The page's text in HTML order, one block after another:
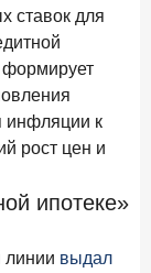
ИССЛЕДОВАНИЕ
ставок для
формирует
инфляции к
рост цен и
ипотеке»
линии выдал